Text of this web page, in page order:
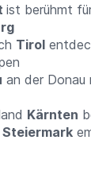
ist berühmt
Tirol
an der Donau
Kärnten
Steiermark